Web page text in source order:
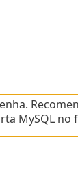
MySQL no